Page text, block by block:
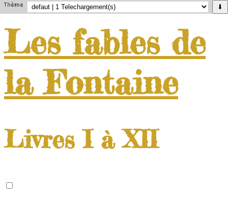
Thème ⬇
Les fables de
la Fontaine
Livres I à XII